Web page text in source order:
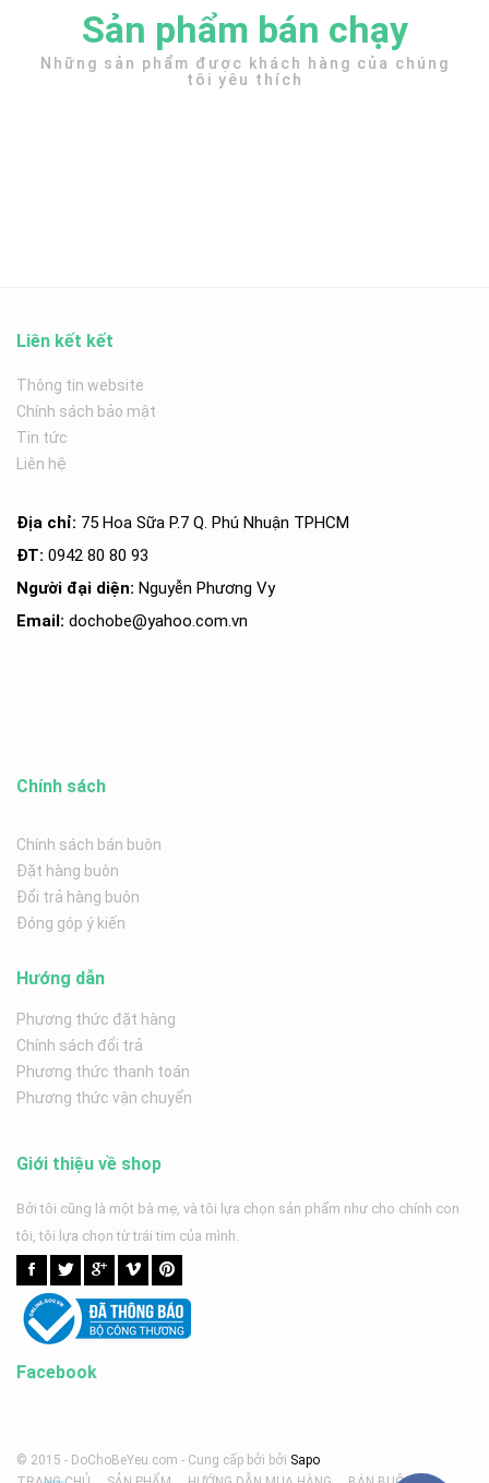
Sản phẩm bán chạy
Những sản phẩm được khách hàng của chúng
tôi yêu thích
Liên kết kết
Thông tin website
Chính sách bảo mật
Tin tức
Liên hệ
Địa chỉ: 75 Hoa Sữa P.7 Q. Phú Nhuận TPHCM
ĐT: 0942 80 80 93
Người đại diện: Nguyễn Phương Vy
Email: dochobe@yahoo.com.vn
Chính sách
Chính sách bán buôn
Đặt hàng buôn
Đổi trả hàng buôn
Đóng góp ý kiến
Hướng dẫn
Phương thức đặt hàng
Chính sách đổi trả
Phương thức thanh toán
Phương thức vận chuyển
Giới thiệu về shop
Bởi tôi cũng là một bà mẹ, và tôi lựa chọn sản phẩm như cho chính con
tôi, tôi lựa chọn từ trái tim của mình.
Facebook
© 2015 - DoChoBeYeu.com - Cung cấp bởi bởi Sapo